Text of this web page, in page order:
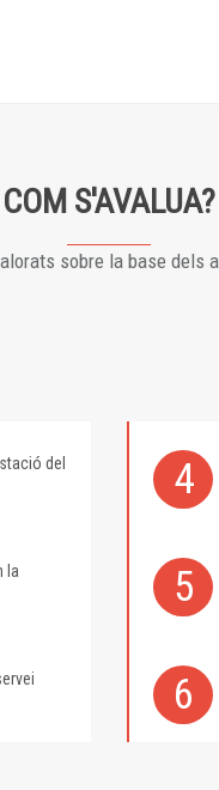
COM S'AVALUA?
sobre la base dels
del
4
la
5
6